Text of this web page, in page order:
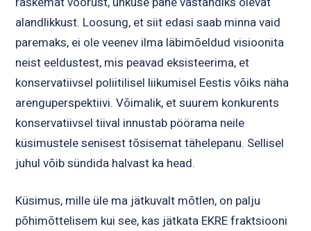
alandlikkust. Loosung, et siit edasi saab minna vaid
paremaks, ei ole veenev ilma läbimõeldud visioonita
neist eeldustest, mis peavad eksisteerima, et
konservatiivsel poliitilisel liikumisel Eestis võiks näha
arenguperspektiivi. Võimalik, et suurem konkurents
konservatiivsel tiival innustab pöörama neile
küsimustele senisest tõsisemat tähelepanu. Sellisel
juhul võib sündida halvast ka head.
Küsimus, mille üle ma jätkuvalt mõtlen, on palju
põhimõttelisem kui see, kas jätkata EKRE fraktsiooni